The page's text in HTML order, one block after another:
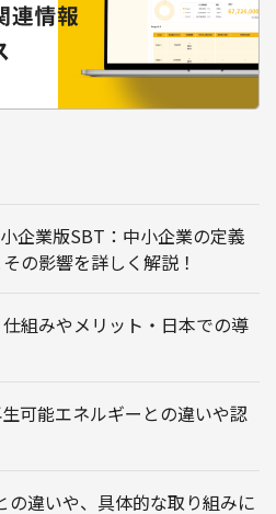
企業版SBT：中小企業の定義
の影響を詳しく解説！
組みやメリット・日本での導
可能エネルギーとの違いや認
の違いや、具体的な取り組みに